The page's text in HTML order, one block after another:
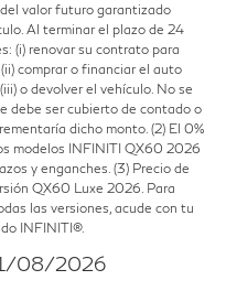
valor futuro garantizado
Al terminar el plazo de 24
(i) renovar su contrato para
comprar o financiar el auto
o devolver el vehículo. No se
debe ser cubierto de contado o
dicho monto. (2) El 0%
modelos INFINITI QX60 2026
y enganches. (3) Precio de
QX60 Luxe 2026. Para
las versiones, acude con tu
INFINITI®.
08/2026